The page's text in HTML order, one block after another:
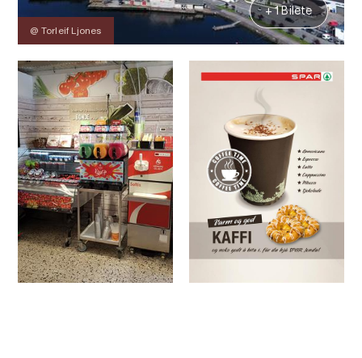
@ Torleif Ljones
+ 1 Bilete